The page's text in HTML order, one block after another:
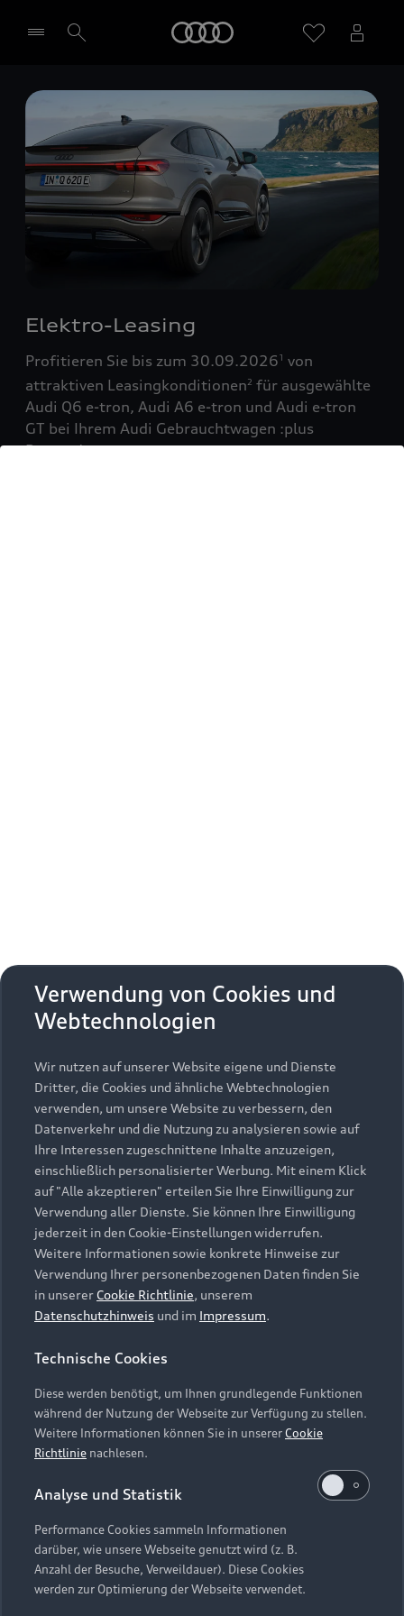
Händler wählen
Elektro-Leasing
Profitieren Sie bis zum 30.09.20261 von
attraktiven Leasingkonditionen2 für ausgewählte
Audi Q6 e-tron, Audi A6 e-tron und Audi e-tron
GT bei Ihrem Audi Gebrauchtwagen :plus
Partner!
Zurück nach oben
Modelle
Alle Modelle
Modelle vergleichen
Elektromodelle
Plug-in-Hybride
Kaufen & leasen
Neuwagensuche
Gebrauchtwagensuche
Gebrauchtwagen
Finanzierung
Aktionen & Angebote
Geschäftskunden
Service & Zubehör
Saisonale Angebote
Audi Services
Garantie
Audi digital services
myAudi
Support
Kundenservice
Händlersuche
Audi Code
Online-Terminvereinbarung
Servicekontakt
Vertrag widerrufen
Über Audi
Unternehmen
Karriere
Investor Relations
Presse & Media Center
Datenschutz
Audi erleben
Newsletter
Impressum Rechtliches
Hinweisgebersystem
Datenschutzinformation
Cookie-Einstellungen
Cookie-Richtlinie
Barrierefreiheit
Hinweis: Die aktuelle Darstellung und Anordnung der
Embleme am Fahrzeug bei allen Abbildungen auf dieser
Webseite kann abweichen.
Verwendung von Cookies und
Webtechnologien
Wir nutzen auf unserer Website eigene und Dienste
Dritter, die Cookies und ähnliche Webtechnologien
verwenden, um unsere Website zu verbessern, den
Datenverkehr und die Nutzung zu analysieren sowie auf
Ihre Interessen zugeschnittene Inhalte anzuzeigen,
einschließlich personalisierter Werbung. Mit einem Klick
auf "Alle akzeptieren" erteilen Sie Ihre Einwilligung zur
Verwendung aller Dienste. Sie können Ihre Einwilligung
jederzeit in den Cookie-Einstellungen widerrufen.
Weitere Informationen sowie konkrete Hinweise zur
Verwendung Ihrer personenbezogenen Daten finden Sie
in unserer Cookie Richtlinie, unserem
Datenschutzhinweis und im Impressum.
Technische Cookies
Diese werden benötigt, um Ihnen grundlegende Funktionen
während der Nutzung der Webseite zur Verfügung zu stellen.
Weitere Informationen können Sie in unsererCookie
Richtlinie nachlesen.
Analyse und Statistik
Performance Cookies sammeln Informationen
darüber, wie unsere Webseite genutzt wird (z. B.
Anzahl der Besuche, Verweildauer). Diese Cookies
werden zur Optimierung der Webseite verwendet.